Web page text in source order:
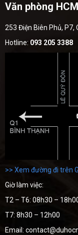
Văn phòng HCM
253 Điện Biên Phủ, P7,
Hotline: 093 205 3388
>> Xem đường đi trên
Giờ làm việc:
T2 – T6: 08h30 –
T7: 8h30 – 12h00
Email: